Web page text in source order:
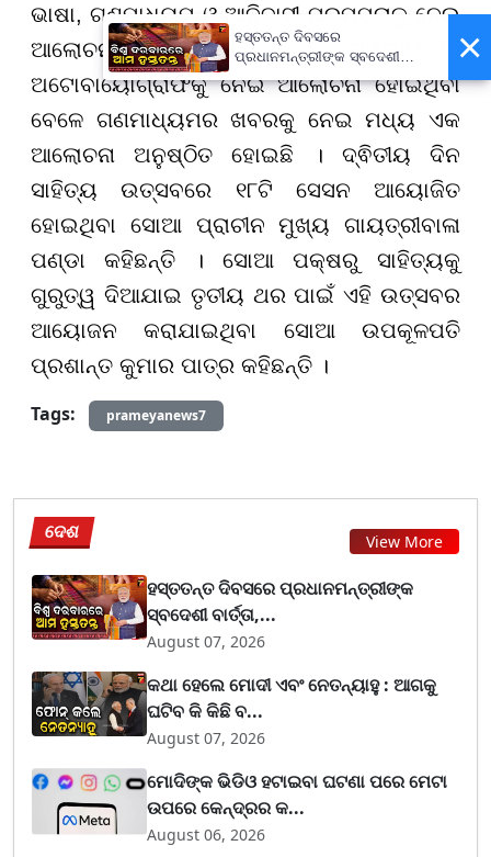
ଭାଷା, ଗଣମାଧ୍ୟମ ଓ ଆଦିବାସୀ ପରମ୍ପରାକୁ ନେଇ
ଆଲୋଚନା ହୋଇଛି । ବାୟୋଗ୍ରାଫି
ଅଟୋବାୟୋଗ୍ରାଫିକୁ ନେଇ ଆଲୋଚନା ହୋଇଥିବା
ବେଳେ ଗଣମାଧ୍ୟମର ଖବରକୁ ନେଇ ମଧ୍ୟ ଏକ
ଆଲୋଚନା ଅନୁଷ୍ଠିତ ହୋଇଛି । ଦ୍ଵିତୀୟ ଦିନ
ସାହିତ୍ୟ ଉତ୍ସବରେ ୧୮ଟି ସେସନ ଆୟୋଜିତ
ହୋଇଥିବା ସୋଆ ପ୍ରାଚୀନ ମୁଖ୍ୟ ଗାୟତ୍ରୀବାଳା
ପଣ୍ଡା କହିଛନ୍ତି । ସୋଆ ପକ୍ଷରୁ ସାହିତ୍ୟକୁ
ଗୁରୁତ୍ୱ ଦିଆଯାଇ ତୃତୀୟ ଥର ପାଇଁ ଏହି ଉତ୍ସବର
ଆୟୋଜନ କରାଯାଇଥିବା ସୋଆ ଉପକୂଳପତି
ପ୍ରଶାନ୍ତ କୁମାର ପାତ୍ର କହିଛନ୍ତି ।
Tags:
prameyanews7
ଦେଶ View More
ହସ୍ତତନ୍ତ ଦିବସରେ ପ୍ରଧାନମନ୍ତ୍ରୀଙ୍କ
ସ୍ବଦେଶୀ ବାର୍ତ୍ତା,...
August 07, 2026
କଥା ହେଲେ ମୋଦୀ ଏବଂ ନେତନ୍ୟାହୁ : ଆଗକୁ
ଘଟିବ କି କିଛି ବ...
August 07, 2026
ମୋଦିଙ୍କ ଭିଡିଓ ହଟାଇବା ଘଟଣା ପରେ ମେଟା
ଉପରେ କେନ୍ଦ୍ରର କ...
August 06, 2026
×
ହସ୍ତତନ୍ତ ଦିବସରେ
ପ୍ରଧାନମନ୍ତ୍ରୀଙ୍କ ସ୍ବଦେଶୀ
ବାର୍ତ୍ତା, ଗର୍ବର ସହ ପାଳନ କରିବାକୁ
ଆହ୍ବାନ